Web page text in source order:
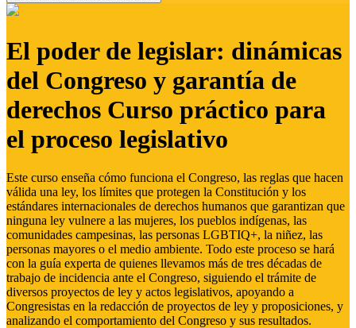
El poder de legislar: dinámicas
del Congreso y garantía de
derechos Curso práctico para
el proceso legislativo
Este curso enseña cómo funciona el Congreso, las reglas que hacen
válida una ley, los límites que protegen la Constitución y los
estándares internacionales de derechos humanos que garantizan que
ninguna ley vulnere a las mujeres, los pueblos indígenas, las
comunidades campesinas, las personas LGBTIQ+, la niñez, las
personas mayores o el medio ambiente. Todo este proceso se hará
con la guía experta de quienes llevamos más de tres décadas de
trabajo de incidencia ante el Congreso, siguiendo el trámite de
diversos proyectos de ley y actos legislativos, apoyando a
Congresistas en la redacción de proyectos de ley y proposiciones, y
analizando el comportamiento del Congreso y sus resultados.